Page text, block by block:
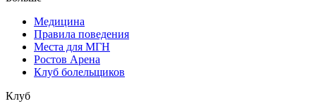
Медицина
Правила поведения
Места для МГН
Ростов Арена
Клуб болельщиков
Клуб